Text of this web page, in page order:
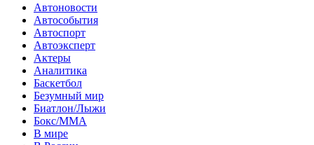
Автоновости
Автособытия
Автоспорт
Автоэксперт
Актеры
Аналитика
Баскетбол
Безумный мир
Биатлон/Лыжи
Бокс/MMA
В мире